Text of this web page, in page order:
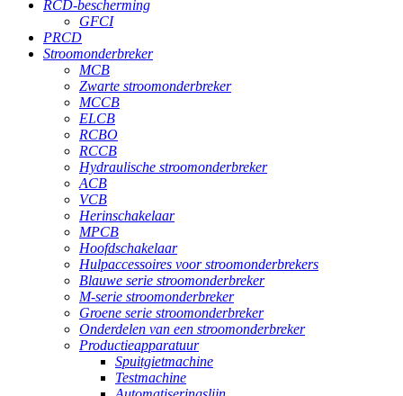
RCD-bescherming
GFCI
PRCD
Stroomonderbreker
MCB
Zwarte stroomonderbreker
MCCB
ELCB
RCBO
RCCB
Hydraulische stroomonderbreker
ACB
VCB
Herinschakelaar
MPCB
Hoofdschakelaar
Hulpaccessoires voor stroomonderbrekers
Blauwe serie stroomonderbreker
M-serie stroomonderbreker
Groene serie stroomonderbreker
Onderdelen van een stroomonderbreker
Productieapparatuur
Spuitgietmachine
Testmachine